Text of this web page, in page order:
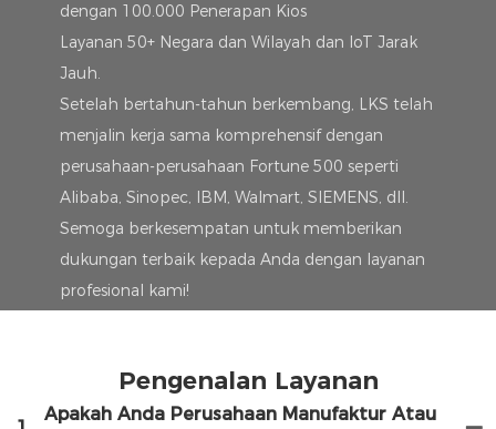
dengan 100.000 Penerapan Kios
Layanan 50+ Negara dan Wilayah dan IoT Jarak
Jauh.
Setelah bertahun-tahun berkembang, LKS telah
menjalin kerja sama komprehensif dengan
perusahaan-perusahaan Fortune 500 seperti
Alibaba, Sinopec, IBM, Walmart, SIEMENS, dll.
Semoga berkesempatan untuk memberikan
dukungan terbaik kepada Anda dengan layanan
profesional kami!
Pengenalan Layanan
Apakah Anda Perusahaan Manufaktur Atau